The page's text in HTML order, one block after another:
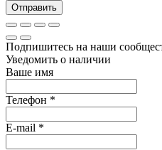
Отправить
Подпишитесь на наши
Уведомить о наличии
Ваше имя
Телефон *
E-mail *